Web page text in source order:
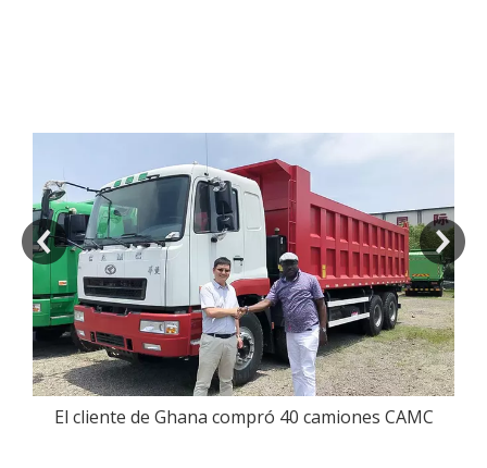
Camión pesado eléctrico CAMC exportado a Brasil